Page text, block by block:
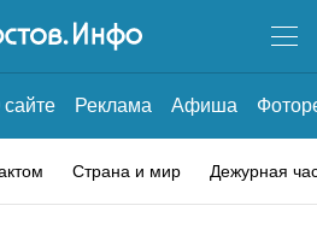
Реклама Афиша
Страна и мир Дежурная